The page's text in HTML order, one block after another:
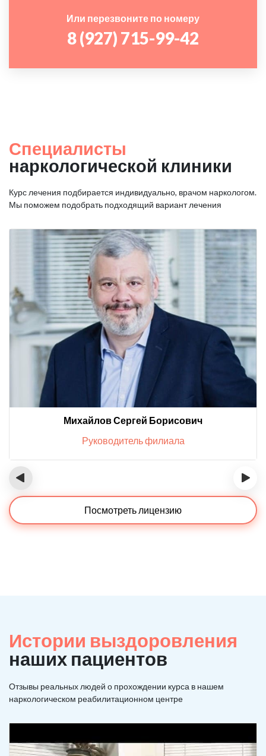
Или перезвоните по номеру
8 (927) 715-99-42
Специалисты
наркологической клиники
Курс лечения подбирается индивидуально, врачом наркологом.
Мы поможем подобрать подходящий вариант лечения
Михайлов Сергей Борисович
Руководитель филиала
‹ ›
Посмотреть лицензию
Истории выздоровления
наших пациентов
Отзывы реальных людей о прохождении курса в нашем
наркологическом реабилитационном центре